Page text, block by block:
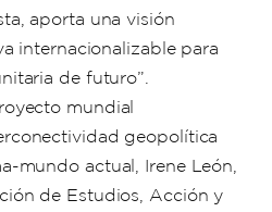
aporta una visión
internacionalizable para
de futuro”.
mundial
geopolítica
mundo actual, Irene León,
de Estudios, Acción y